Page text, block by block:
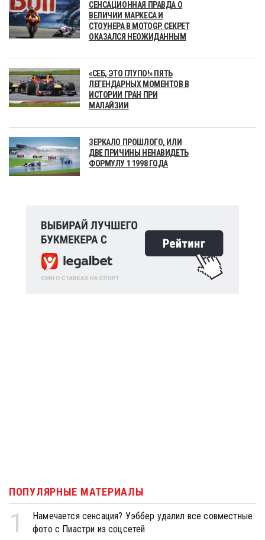
СЕНСАЦИОННАЯ ПРАВДА О
ВЕЛИЧИИ МАРКЕСА И
СТОУНЕРА В MOTOGP. СЕКРЕТ
ОКАЗАЛСЯ НЕОЖИДАННЫМ
«СЕБ, ЭТО ГЛУПО!» ПЯТЬ
ЛЕГЕНДАРНЫХ МОМЕНТОВ В
ИСТОРИИ ГРАН ПРИ
МАЛАЙЗИИ
ЗЕРКАЛО ПРОШЛОГО, ИЛИ
ДВЕ ПРИЧИНЫ НЕНАВИДЕТЬ
ФОРМУЛУ 1 1998 ГОДА
ПОПУЛЯРНЫЕ МАТЕРИАЛЫ
1
Намечается сенсация? Уэббер удалил все совместные
фото с Пиастри из соцсетей